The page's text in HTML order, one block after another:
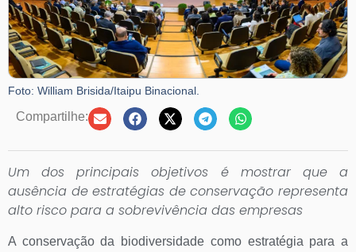
Foto: William Brisida/Itaipu Binacional.
Compartilhe:
Um dos principais objetivos é mostrar que a
ausência de estratégias de conservação representa
alto risco para a sobrevivência das empresas
A conservação da biodiversidade como estratégia para a